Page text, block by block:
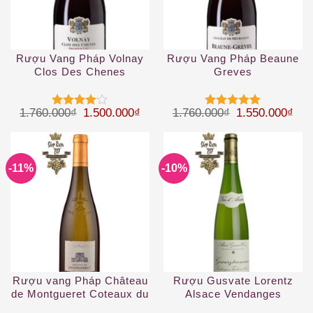
Rượu Vang Pháp Volnay
Clos Des Chenes
Được
45 sao
1.760.000₫ Giá gốc là: 1.760.000₫.
1.500.000₫ Giá hiện tại là: 1.500.000₫.
Rượu Vang Pháp Beaune
Greves
Được xếp
sao
1.760.000₫ Giá gốc là:
1.550.000₫
-11%
Rượu vang Pháp Château
de Montgueret Coteaux du
-10%
Rượu Gusvate Lorentz
Alsace Vendanges